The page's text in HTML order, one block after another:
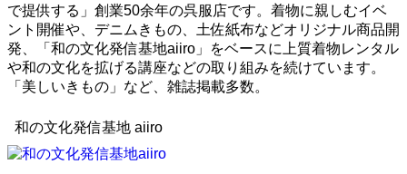
で提供する」創業50余年の呉服店です。着物に親しむイベ
ント開催や、デニムきもの、土佐紙布などオリジナル商品開
発、「和の文化発信基地aiiro」をベースに上質着物レンタル
や和の文化を拡げる講座などの取り組みを続けています。
「美しいきもの」など、雑誌掲載多数。
和の文化発信基地 aiiro